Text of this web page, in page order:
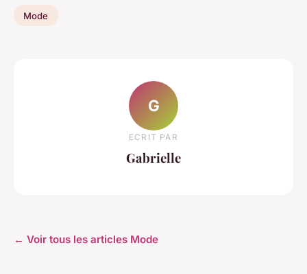
Mode
G
ECRIT PAR
Gabrielle
← Voir tous les articles Mode